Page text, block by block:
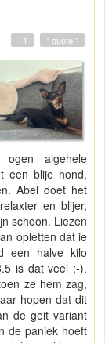
" quote "
+1
algehele
een blije hond,
Abel doet het
en blijer,
schoon. Liezen
opletten dat ie
een halve kilo
is dat veel ;-).
ze hem zag,
hopen dat dit
de geit variant
de paniek hoeft